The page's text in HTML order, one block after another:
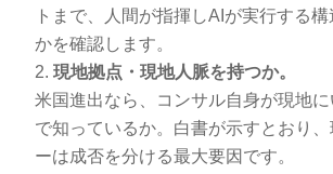
トまで、人間が指揮しAIが実行する
かを確認します。
現地拠点・現地人脈を持つか。
米国進出なら、コンサル自身が現地
で知っているか。白書が示すとおり
ーは成否を分ける最大要因です。